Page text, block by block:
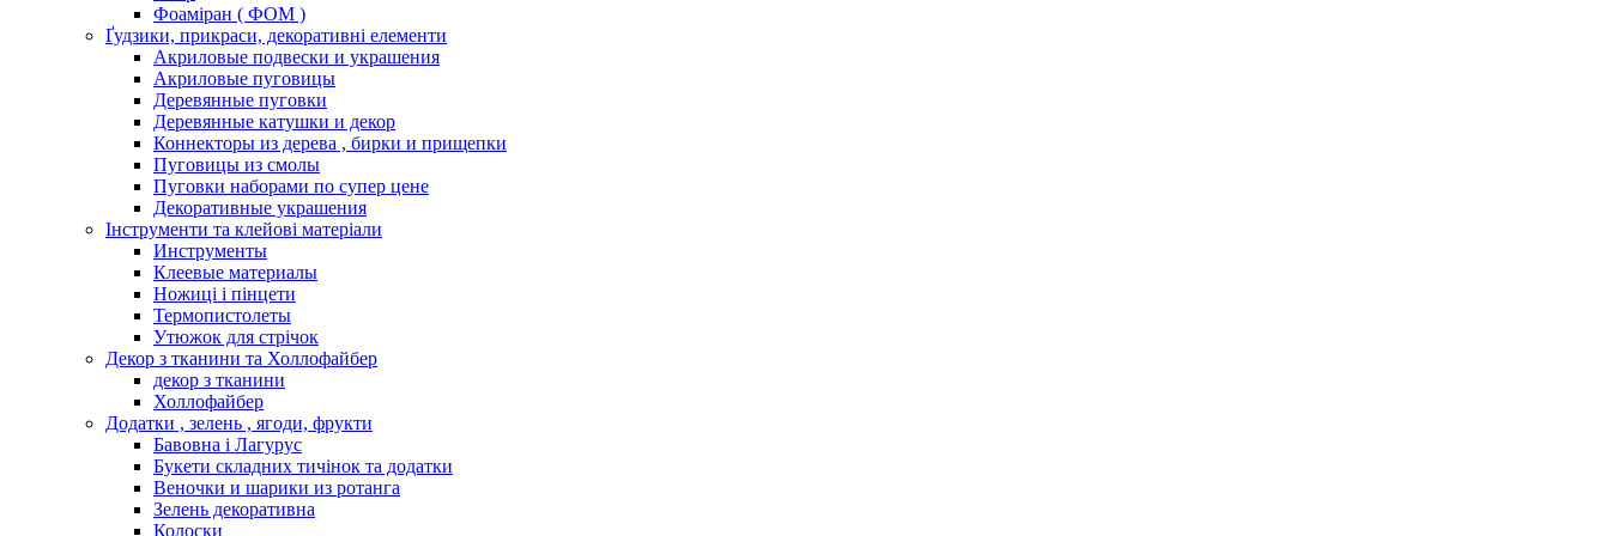
Фоаміран ( ФОМ )
Ґудзики, прикраси, декоративні елементи
Акриловые подвески и украшения
Акриловые пуговицы
Деревянные пуговки
Деревянные катушки и декор
Коннекторы из дерева , бирки и прищепки
Пуговицы из смолы
Пуговки наборами по супер цене
Декоративные украшения
Інструменти та клейові матеріали
Инструменты
Клеевые материалы
Ножиці і пінцети
Термопистолеты
Утюжок для стрічок
Декор з тканини та Холлофайбер
декор з тканини
Холлофайбер
Додатки , зелень , ягоди, фрукти
Бавовна і Лагурус
Букети складних тичінок та додатки
Веночки и шарики из ротанга
Зелень декоративна
Колоски